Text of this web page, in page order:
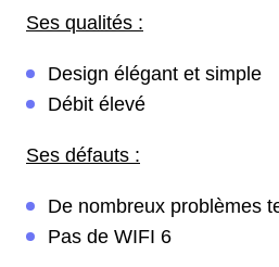
Ses qualités :
Design élégant et simple
Débit élevé
Ses défauts :
De nombreux problèmes
Pas de WIFI 6